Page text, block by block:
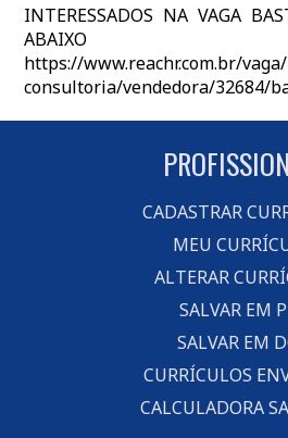
INTERESSADOS NA VAGA
ABAIXO
https://www.reachr.com.br/
consultoria/vendedora/32684/
CADASTRAR
MEU
ALTERAR
SALVAR EM
SALVAR EM
CURRÍCULOS
CALCULADORA